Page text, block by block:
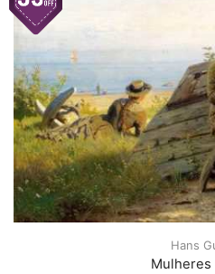
Hans
Mulheres